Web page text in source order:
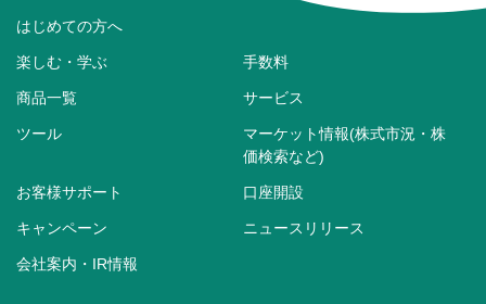
はじめての方へ
楽しむ・学ぶ 手数料
商品一覧 サービス
ツール
マーケット情報(株式市況・株
価検索など)
お客様サポート 口座開設
キャンペーン ニュースリリース
会社案内・IR情報